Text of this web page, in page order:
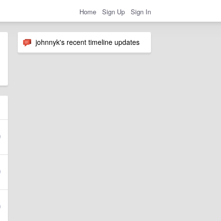
Home Sign Up Sign In
johnnyk's recent timeline updates